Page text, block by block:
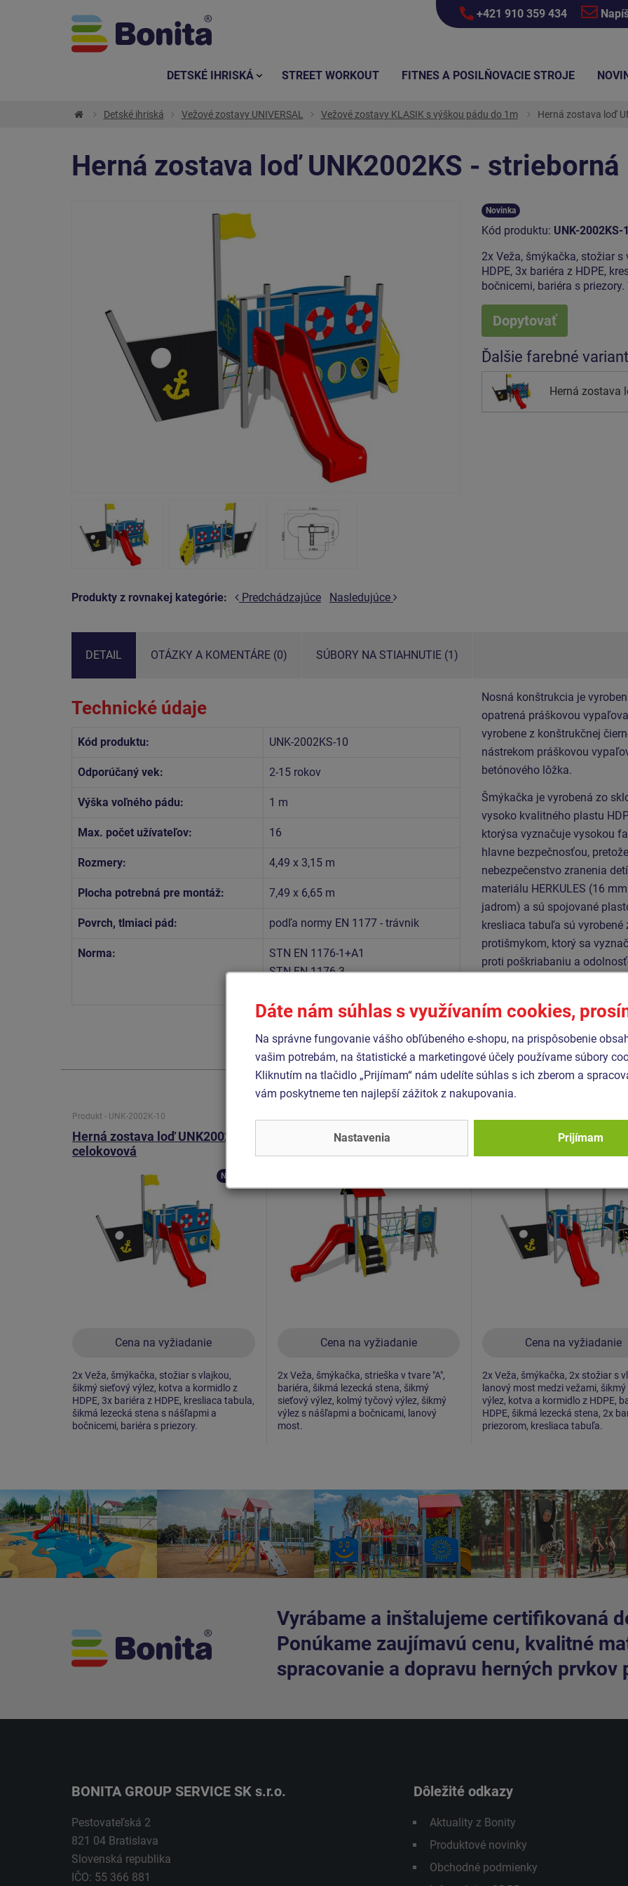
+421 910 359 434
Detské ihriská Vežové zostavy UNIVERSAL Vežové zostavy KLASIK s výškou pádu do 1m Herná zostava loď
Herná zostava loď UNK2002KS - strieborná
Produkty z rovnakej kategórie: Predchádzajúce Nasledujúce
Novinka
Kód produktu: UNK-2002KS-
2x Veža, šmýkačka, stožiar
HDPE, 3x bariéra z HDPE,
bočnicemi, bariéra s priezory.
Dopytovať
Ďalšie farebné
Herná zostava
DETAIL OTÁZKY A KOMENTÁRE (0) SÚBORY NA STIAHNUTIE (1)
Technické údaje
Kód produktu: UNK-2002KS-10
Odporúčaný vek: 2-15 rokov
Výška voľného pádu: 1 m
Max. počet užívateľov: 16
Rozmery: 4,49 x 3,15 m
Plocha potrebná pre montáž: 7,49 x 6,65 m
Povrch, tlmiaci pád: podľa normy EN 1177 - trávnik
Norma:
STN EN 1176-1+A1
STN EN 1176-3
Nosná konštrukcia je
opatrená práškovou
vyrobene z konštrukčnej
nástrekom práškovou
betónového lôžka.
Šmýkačka je vyrobená zo
vysoko kvalitného plastu
ktorýsa vyznačuje vysokou
hlavne bezpečnosťou,
nebezpečenstvo zranenia
materiálu HERKULES (16
jadrom) a sú spojované
kresliaca tabuľa sú
protišmykom, ktorý sa
proti poškriabaniu a
Podobnýtovar
Produkt - UNK-2002K-10
Herná zostava loď UNK2002K -
celokovová
Cena na vyžiadanie
Novinka
2x Veža, šmýkačka, stožiar s vlajkou,
šikmý sieťový výlez, kotva a kormidlo z
HDPE, 3x bariéra z HDPE, kresliaca tabula,
šikmá lezecká stena s nášľapmi a
bočnicemi, bariéra s priezory.
Herná zostava klasik
Cena na vyžiadanie
2x Veža, šmýkačka, strieška v tvare "A",
bariéra, šikmá lezecká stena, šikmý
sieťový výlez, kolmý tyčový výlez, šikmý
výlez s nášľapmi a bočnicami, lanový
most.
Herná zostava loď
Cena na vyžiadanie
2x Veža, šmýkačka, 2x stožiar s
lanový most medzi vežami,
výlez, kotva a kormidlo z HDPE,
HDPE, šikmá lezecká stena, 2x
priezorom, kresliaca tabuľa.
Vyrábame a inštalujeme certifikovaná
Ponúkame zaujímavú cenu, kvalitné
spracovanie a dopravu herných prvkov
BONITA GROUP SERVICE SK s.r.o.
Pestovateľská 2
821 04 Bratislava
Slovenská republika
IČO: 55 366 881
Dôležité odkazy
Aktuality z Bonity
Produktové novinky
Obchodné podmienky
DETSKÉ IHRISKÁ STREET WORKOUT FITNES A POSILŇOVACIE STROJE
Dáte nám súhlas s využívaním cookies,
Na správne fungovanie vášho obľúbeného e-shopu, na prispôsobenie
vašim potrebám, na štatistické a marketingové účely používame súbory
Kliknutím na tlačidlo „Prijímam“ nám udelíte súhlas s ich zberom a
vám poskytneme ten najlepší zážitok z nakupovania.
Nastavenia Prijímam